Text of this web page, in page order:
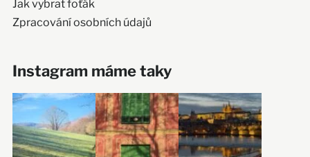
Jak vybrat foťák
Zpracování osobních údajů
Instagram máme taky